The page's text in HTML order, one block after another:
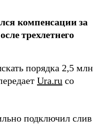
компенсации за
трехлетнего
порядка 2,5 млн
Ura.ru со
подключил слив